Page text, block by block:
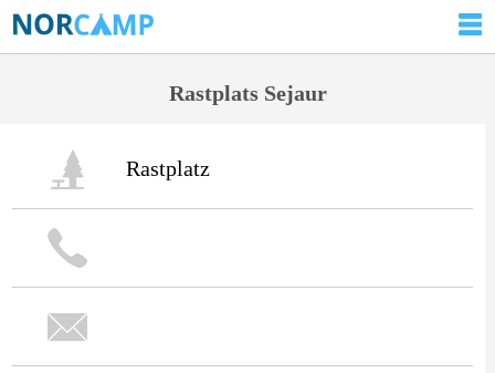
Rastplats Sejaur
Rastplatz